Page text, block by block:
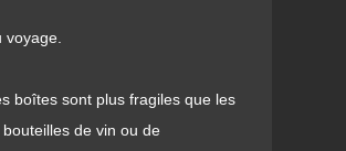
boîtes sont plus fragiles que les
de vin ou de